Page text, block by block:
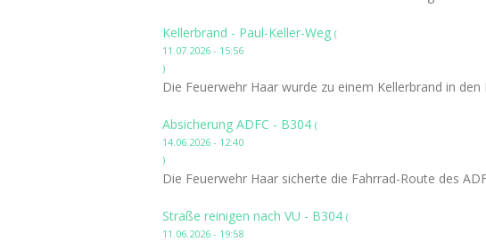
Kellerbrand - Paul-Keller-Weg (
11.07.2026 - 15:56
)
Die Feuerwehr Haar wurde zu einem Kellerbrand in den
Absicherung ADFC - B304 (
14.06.2026 - 12:40
)
Die Feuerwehr Haar sicherte die Fahrrad-Route des
Straße reinigen nach VU - B304 (
11.06.2026 - 19:58